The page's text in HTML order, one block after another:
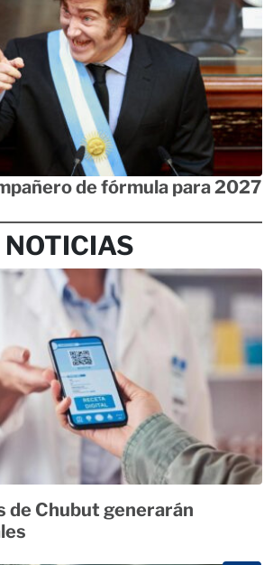
de fórmula para 2027
de Chubut generarán